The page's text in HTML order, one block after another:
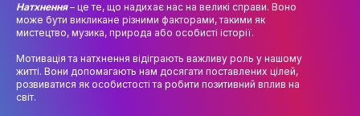
СИЛАБУСИ
НАПРЯМИ ДОСЛІДЖЕНЬ
Натхнення– це те, що надихає нас на великі справи. Воно
може бути викликане різними факторами, такими як
мистецтво, музика, природа або особисті історії.
Мотивація та натхнення відіграють важливу роль у нашому
житті. Вони допомагають нам досягати поставлених цілей,
розвиватися як особистості та робити позитивний вплив на
світ.